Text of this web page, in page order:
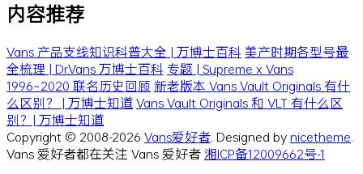
内容推荐
Vans 产品支线知识科普大全 | 万博士百科美产时期各型号最
全梳理 | Dr.Vans 万博士百科 专题 | Supreme x Vans
1996~2020 联名历史回顾 新老版本 Vans Vault Originals 有什
么区别？ | 万博士知道Vans Vault Originals 和 VLT 有什么区
别？| 万博士知道
Copyright © 2008-2026 Vans爱好者. Designed bynicetheme.
Vans 爱好者都在关注 Vans 爱好者湘ICP备12009662号-1